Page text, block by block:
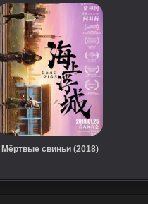
Мёртвые свиньи (2018)